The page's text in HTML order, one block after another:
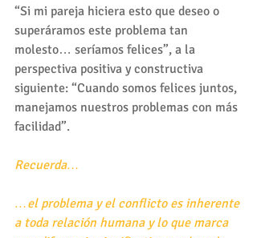
“Si mi pareja hiciera esto que deseo o
superáramos este problema tan
molesto… seríamos felices”, a la
perspectiva positiva y constructiva
siguiente: “Cuando somos felices juntos,
manejamos nuestros problemas con más
facilidad”.
Recuerda…
…el problema y el conflicto es inherente
a toda relación humana y lo que marca